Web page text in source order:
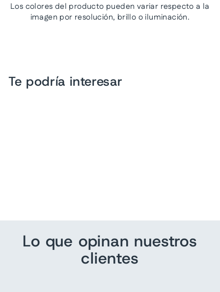
Los colores del producto pueden variar respecto a la
imagen por resolución, brillo o iluminación.
Te podría interesar
Lo que opinan nuestros
clientes